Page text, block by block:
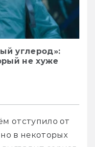
углерод»:
не хуже
отступило от
в некоторых